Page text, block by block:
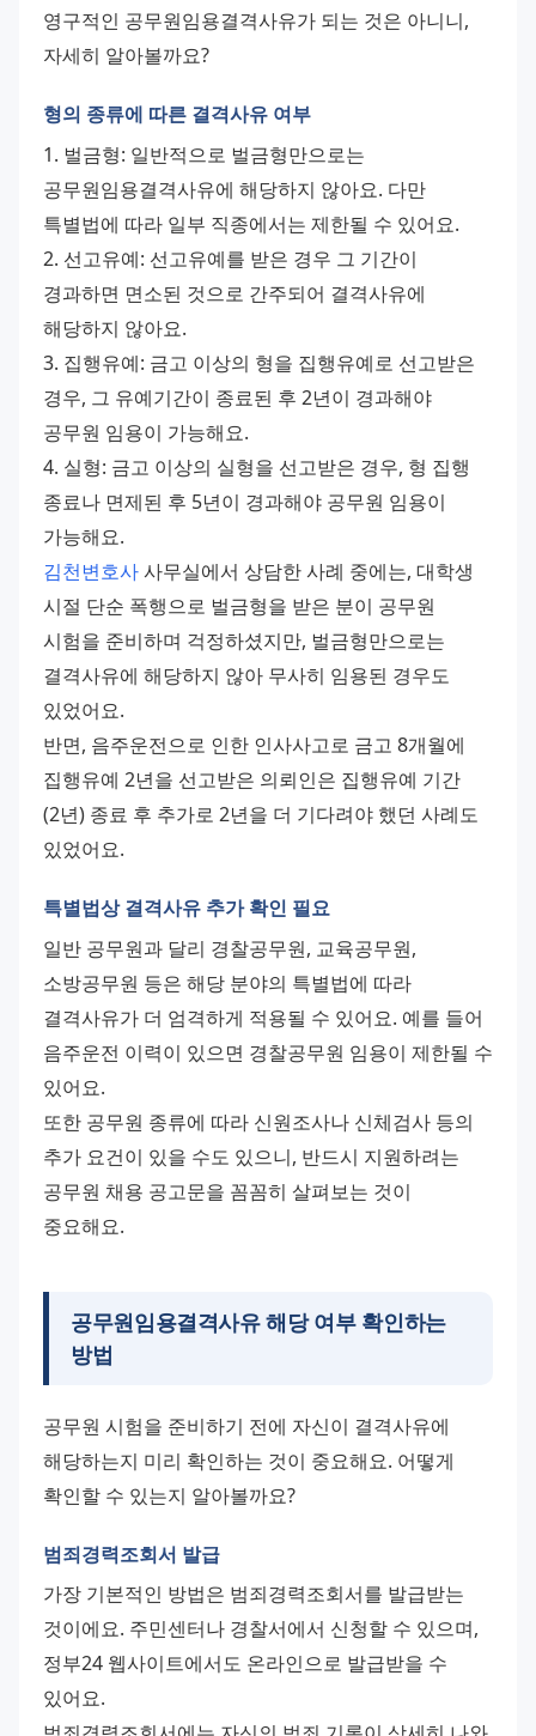
영구적인 공무원임용결격사유가 되는 것은 아니니,
자세히 알아볼까요?
형의 종류에 따른 결격사유 여부
1. 벌금형: 일반적으로 벌금형만으로는
공무원임용결격사유에 해당하지 않아요. 다만
특별법에 따라 일부 직종에서는 제한될 수 있어요.
2. 선고유예: 선고유예를 받은 경우 그 기간이
경과하면 면소된 것으로 간주되어 결격사유에
해당하지 않아요.
3. 집행유예: 금고 이상의 형을 집행유예로 선고받은
경우, 그 유예기간이 종료된 후 2년이 경과해야
공무원 임용이 가능해요.
4. 실형: 금고 이상의 실형을 선고받은 경우, 형 집행
종료나 면제된 후 5년이 경과해야 공무원 임용이
가능해요.
김천변호사 사무실에서 상담한 사례 중에는, 대학생
시절 단순 폭행으로 벌금형을 받은 분이 공무원
시험을 준비하며 걱정하셨지만, 벌금형만으로는
결격사유에 해당하지 않아 무사히 임용된 경우도
있었어요.
반면, 음주운전으로 인한 인사사고로 금고 8개월에
집행유예 2년을 선고받은 의뢰인은 집행유예 기간
(2년) 종료 후 추가로 2년을 더 기다려야 했던 사례도
있었어요.
특별법상 결격사유 추가 확인 필요
일반 공무원과 달리 경찰공무원, 교육공무원,
소방공무원 등은 해당 분야의 특별법에 따라
결격사유가 더 엄격하게 적용될 수 있어요. 예를 들어
음주운전 이력이 있으면 경찰공무원 임용이 제한될 수
있어요.
또한 공무원 종류에 따라 신원조사나 신체검사 등의
추가 요건이 있을 수도 있으니, 반드시 지원하려는
공무원 채용 공고문을 꼼꼼히 살펴보는 것이
중요해요.
공무원임용결격사유 해당 여부 확인하는
방법
공무원 시험을 준비하기 전에 자신이 결격사유에
해당하는지 미리 확인하는 것이 중요해요. 어떻게
확인할 수 있는지 알아볼까요?
범죄경력조회서 발급
가장 기본적인 방법은 범죄경력조회서를 발급받는
것이에요. 주민센터나 경찰서에서 신청할 수 있으며,
정부24 웹사이트에서도 온라인으로 발급받을 수
있어요.